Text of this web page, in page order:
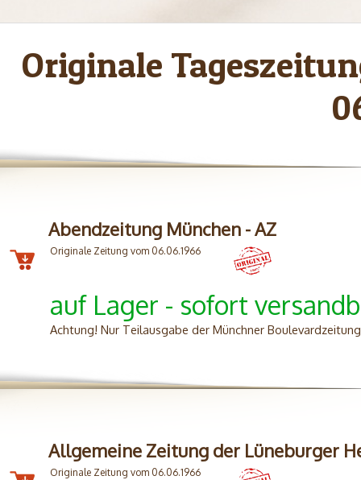
Originale
Abendzeitung München - AZ
Originale Zeitung vom 06.06.1966
auf Lager - sofort
Achtung! Nur Teilausgabe der Münchner
Allgemeine Zeitung der Lüneburger
Originale Zeitung vom 06.06.1966